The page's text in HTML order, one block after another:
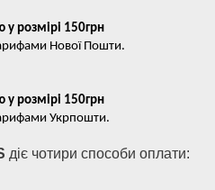
розмірі 150грн
Нової Пошти.
розмірі 150грн
Укрпошти.
діє чотири способи оплати: